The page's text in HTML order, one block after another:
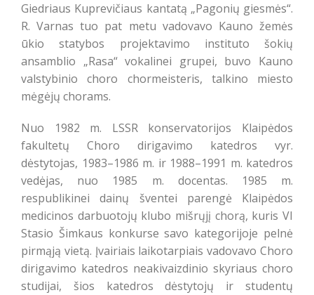
Giedriaus Kuprevičiaus kantatą „Pagonių giesmės“.
R. Varnas tuo pat metu vadovavo Kauno žemės
ūkio statybos projektavimo instituto šokių
ansamblio „Rasa“ vokalinei grupei, buvo Kauno
valstybinio choro chormeisteris, talkino miesto
mėgėjų chorams.
Nuo 1982 m. LSSR konservatorijos Klaipėdos
fakultetų Choro dirigavimo katedros vyr.
dėstytojas, 1983–1986 m. ir 1988–1991 m. katedros
vedėjas, nuo 1985 m. docentas. 1985 m.
respublikinei dainų šventei parengė Klaipėdos
medicinos darbuotojų klubo mišrųjį chorą, kuris VI
Stasio Šimkaus konkurse savo kategorijoje pelnė
pirmąją vietą. Įvairiais laikotarpiais vadovavo Choro
dirigavimo katedros neakivaizdinio skyriaus choro
studijai, šios katedros dėstytojų ir studentų